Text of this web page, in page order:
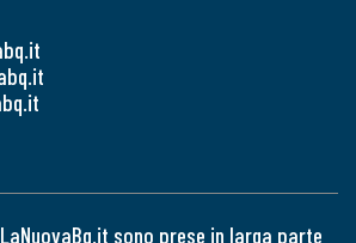
sono prese in larga parte